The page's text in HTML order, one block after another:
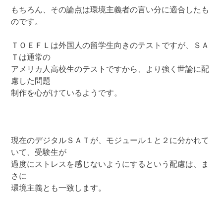
もちろん、その論点は環境主義者の言い分に適合したも
のです。
ＴＯＥＦＬは外国人の留学生向きのテストですが、ＳＡ
Ｔは通常の
アメリカ人高校生のテストですから、より強く世論に配
慮した問題
制作を心がけているようです。
現在のデジタルＳＡＴが、モジュール１と２に分かれて
いて、受験生が
過度にストレスを感じないようにするという配慮は、ま
さに
環境主義とも一致します。